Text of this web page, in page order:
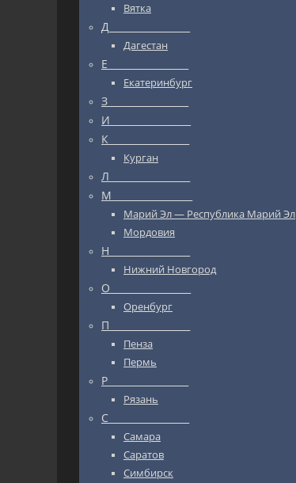
Вятка
Д_________________
Дагестан
Е_________________
Екатеринбург
З_________________
И_________________
К_________________
Курган
Л_________________
М_________________
Марий Эл — Республика Марий Эл
Мордовия
Н_________________
Нижний Новгород
О_________________
Оренбург
П_________________
Пенза
Пермь
Р_________________
Рязань
С_________________
Самара
Саратов
Симбирск